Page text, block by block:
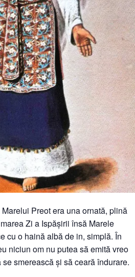
Preot era una ornată, plină
Zi a Ispășirii însă Marele
cu o haină albă de in, simplă. În
niciun om nu putea să emită vreo
smerească și să ceară îndurare.